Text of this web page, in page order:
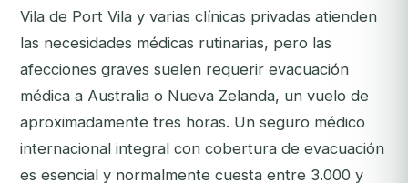
Vila de Port Vila y varias clínicas privadas atienden
las necesidades médicas rutinarias, pero las
afecciones graves suelen requerir evacuación
médica a Australia o Nueva Zelanda, un vuelo de
aproximadamente tres horas. Un seguro médico
internacional integral con cobertura de evacuación
es esencial y normalmente cuesta entre 3.000 y